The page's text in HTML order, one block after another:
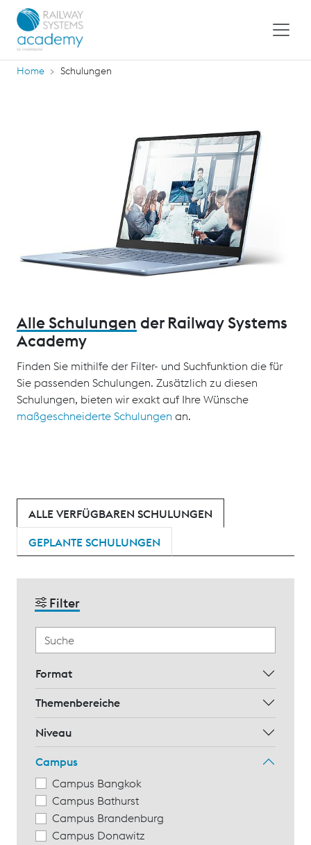
Home Schulungen
Alle Schulungen der Railway Systems
Academy
Finden Sie mithilfe der Filter- und Suchfunktion die für
Sie passenden Schulungen. Zusätzlich zu diesen
Schulungen, bieten wir exakt auf Ihre Wünsche
maßgeschneiderte Schulungen an.
ALLE VERFÜGBAREN SCHULUNGEN
GEPLANTE SCHULUNGEN
Filter
Format
Themenbereiche
Niveau
Campus
Campus Bangkok
Campus Bathurst
Campus Brandenburg
Campus Donawitz